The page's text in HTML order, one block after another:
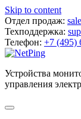
Skip to content
Отдел продаж:
Техподдержка:
Телефон: +7 (495)
Устройства
управления